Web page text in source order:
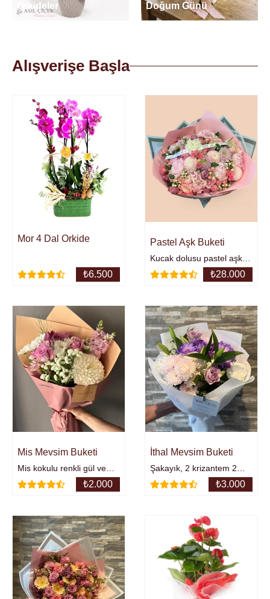
Orkideler Doğum Günü
Alışverişe Başla
Mor 4 Dal Orkide
₺6.500
Pastel Aşk Buketi
Kucak dolusu pastel aşk
buketi;Renkli şakayıklar,
racunculus, renkli gül ve
₺28.000
Mis Mevsim Buketi
Mis kokulu renkli gül ve
mevsim çiçeklerinden
₺2.000
İthal Mevsim Buketi
Şakayık, 2 krizantem 2
renkli gül, 1 şakayık ve 2
₺3.000